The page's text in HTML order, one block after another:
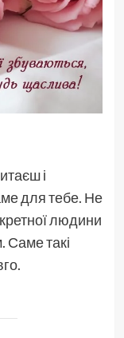
і
для тебе. Не
людини
Саме такі